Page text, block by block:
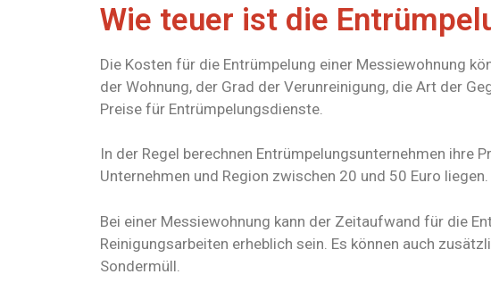
Wie teuer ist die
Die Kosten für die Entrümpelung einer Messiewohnung
der Wohnung, der Grad der Verunreinigung, die Art der
Preise für Entrümpelungsdienste.
In der Regel berechnen Entrümpelungsunternehmen ihre
Unternehmen und Region zwischen 20 und 50 Euro
Bei einer Messiewohnung kann der Zeitaufwand für die
Reinigungsarbeiten erheblich sein. Es können auch
Sondermüll.